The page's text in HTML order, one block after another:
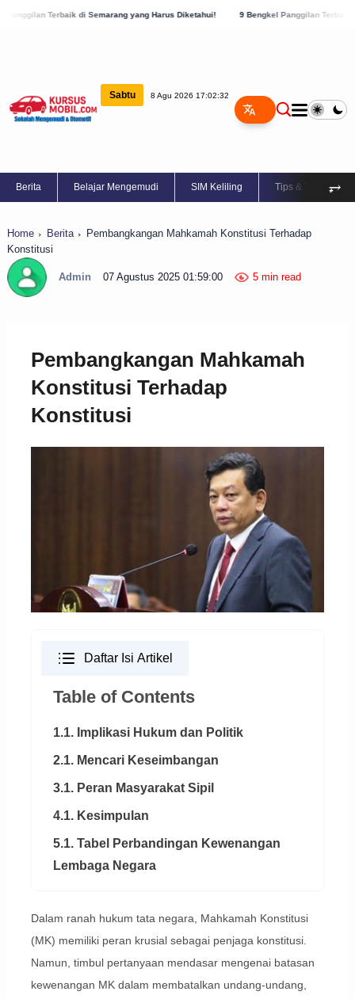
di Semarang yang Harus Diketahui! 9 Bengkel Panggilan Terbaik di Kabupaten
Sabtu 8 Agu 2026 17:02:33
Berita Belajar Mengemudi SIM Keliling Tips & Trik ⥅
Home Berita
Pembangkangan Mahkamah Konstitusi Terhadap
Konstitusi
Admin 07 Agustus 2025 01:59:00 5 min read
Pembangkangan Mahkamah
Konstitusi Terhadap
Konstitusi
Daftar Isi Artikel
Table of Contents
1.1. Implikasi Hukum dan Politik
2.1. Mencari Keseimbangan
3.1. Peran Masyarakat Sipil
4.1. Kesimpulan
5.1. Tabel Perbandingan Kewenangan
Lembaga Negara
Dalam ranah hukum tata negara, Mahkamah Konstitusi
(MK) memiliki peran krusial sebagai penjaga konstitusi.
Namun, timbul pertanyaan mendasar mengenai batasan
kewenangan MK dalam membatalkan undang-undang,